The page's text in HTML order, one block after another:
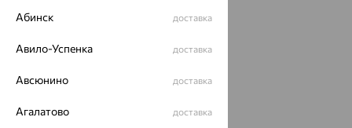
Абинск доставка
Авило-Успенка доставка
Авсюнино доставка
Агалатово доставка